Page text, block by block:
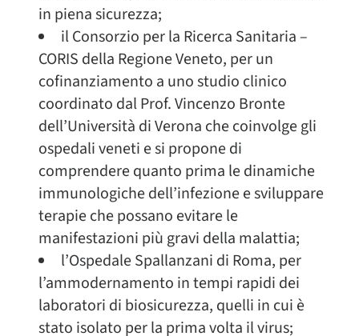
in piena sicurezza;
il Consorzio per la Ricerca Sanitaria –
CORIS della Regione Veneto, per un
cofinanziamento a uno studio clinico
coordinato dal Prof. Vincenzo Bronte
dell’Università di Verona che coinvolge gli
ospedali veneti e si propone di
comprendere quanto prima le dinamiche
immunologiche dell’infezione e sviluppare
terapie che possano evitare le
manifestazioni più gravi della malattia;
l’Ospedale Spallanzani di Roma, per
l’ammodernamento in tempi rapidi dei
laboratori di biosicurezza, quelli in cui è
stato isolato per la prima volta il virus;